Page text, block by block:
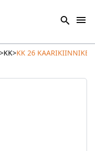
KK KK 26 KAARIKIINNIKE